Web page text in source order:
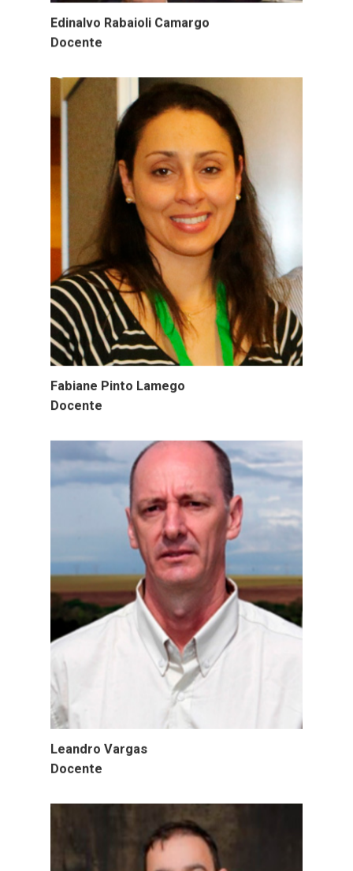
Edinalvo Rabaioli Camargo
Docente
Fabiane Pinto Lamego
Docente
Leandro Vargas
Docente